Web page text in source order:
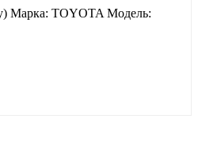
у) Марка: TOYOTA Модель: